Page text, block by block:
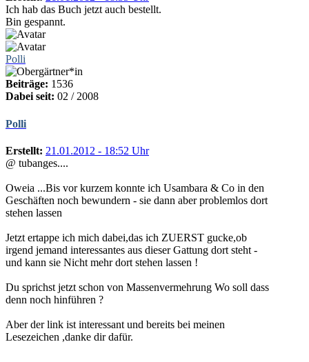
Ich hab das Buch jetzt auch bestellt.
Bin gespannt.
Polli
Beiträge: 1536
Dabei seit: 02 / 2008
Polli
Erstellt: 21.01.2012 - 18:52 Uhr
@ tubanges....
Oweia ...Bis vor kurzem konnte ich Usambara & Co in den
Geschäften noch bewundern - sie dann aber problemlos dort
stehen lassen
Jetzt ertappe ich mich dabei,das ich ZUERST gucke,ob
irgend jemand interessantes aus dieser Gattung dort steht -
und kann sie Nicht mehr dort stehen lassen !
Du sprichst jetzt schon von Massenvermehrung Wo soll dass
denn noch hinführen ?
Aber der link ist interessant und bereits bei meinen
Lesezeichen ,danke dir dafür.